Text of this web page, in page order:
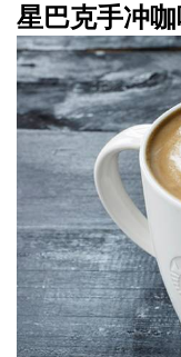
星巴克手冲